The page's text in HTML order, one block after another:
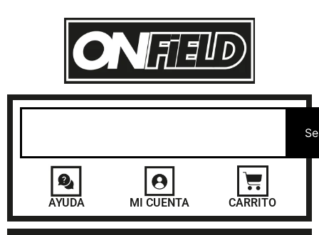
AYUDA MI CUENTA CARRITO